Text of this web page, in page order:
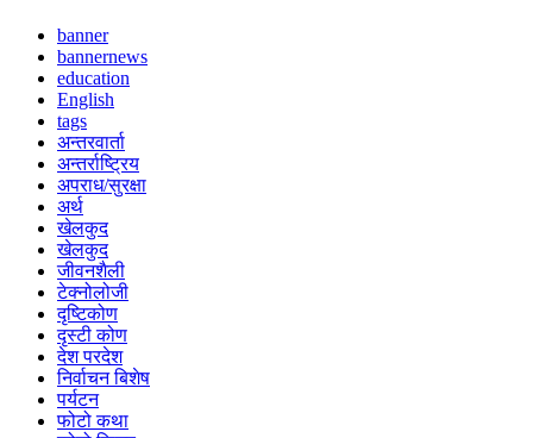
banner
bannernews
education
English
tags
अन्तरवार्ता
अन्तर्राष्ट्रिय
अपराध/सुरक्षा
अर्थ
खेलकुद
खेलकुद
जीवनशैली
टेक्नोलोजी
दृष्टिकोण
दृस्टी कोण
देश परदेश
निर्वाचन बिशेष
पर्यटन
फोटो कथा